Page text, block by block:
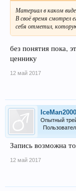
Материал в каком
В своё время смотрел
себя отметил,
без понятия пока,
ценнику
12 май 2017
IceMan2000
Опытный
Запись возможна
12 май 2017